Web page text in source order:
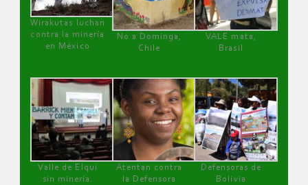
Wirakutas luchan
contra la minería
en México
No a Dominga,
Chile
VALE mata,
Brasil
Valle de Elqui
sin minería.
Atentan contra
la Defensora
Defensoras de
Bolivia